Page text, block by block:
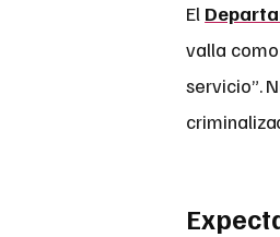
El
valla
servicio”.